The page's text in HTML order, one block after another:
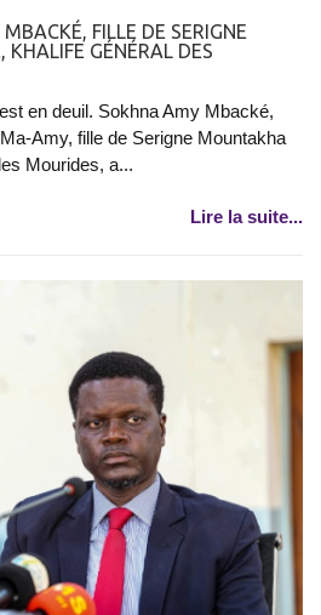
FILLE DE SERIGNE
GÉNÉRAL DES
en deuil. Sokhna Amy Mbacké,
Amy, fille de Serigne Mountakha
Mourides, a...
Lire la suite...